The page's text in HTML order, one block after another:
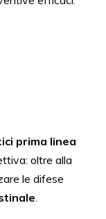
prima linea
oltre alla
le difese
.